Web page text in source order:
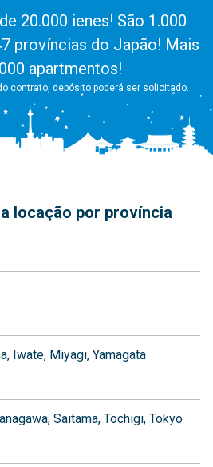
20.000 ienes! São 1.000
províncias do Japão! Mais
apartmentos!
contrato, depósito poderá ser solicitado.
locação por província
Iwate Miyagi Yamagata
Saitama Tochigi Tokyo